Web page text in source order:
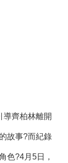
導齊柏林離開
故事?而紀錄
色?4月5日，